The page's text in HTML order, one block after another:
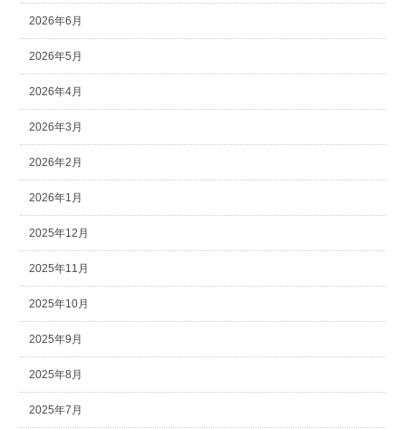
2026年6月
2026年5月
2026年4月
2026年3月
2026年2月
2026年1月
2025年12月
2025年11月
2025年10月
2025年9月
2025年8月
2025年7月